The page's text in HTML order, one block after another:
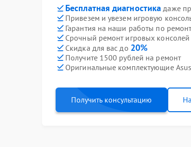
Бесплатная диагностика даже
Привезем и увезем игровую
Гарантия на наши работы по
Срочный ремонт игровых консолей
Скидка для вас до 20%
Получите 1500 рублей на ремонт
Оригинальные комплектующие Asus
Получить консультацию